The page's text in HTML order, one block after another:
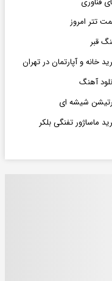
تتر امروز
قبر
خانه و آپارتمان در تهران
آهنگ
شیشه ای
ماساژور تفنگی بلکر